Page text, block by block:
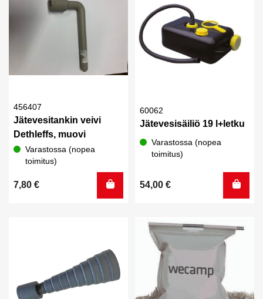
456407
Jätevesitankin veivi
Dethleffs, muovi
Varastossa (nopea
toimitus)
7,80 €
60062
Jätevesisäiliö 19 l+letku
Varastossa (nopea
toimitus)
54,00 €